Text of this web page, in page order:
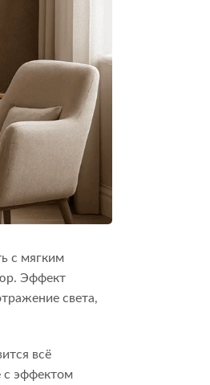
с мягким
Эффект
света,
всё
с эффектом